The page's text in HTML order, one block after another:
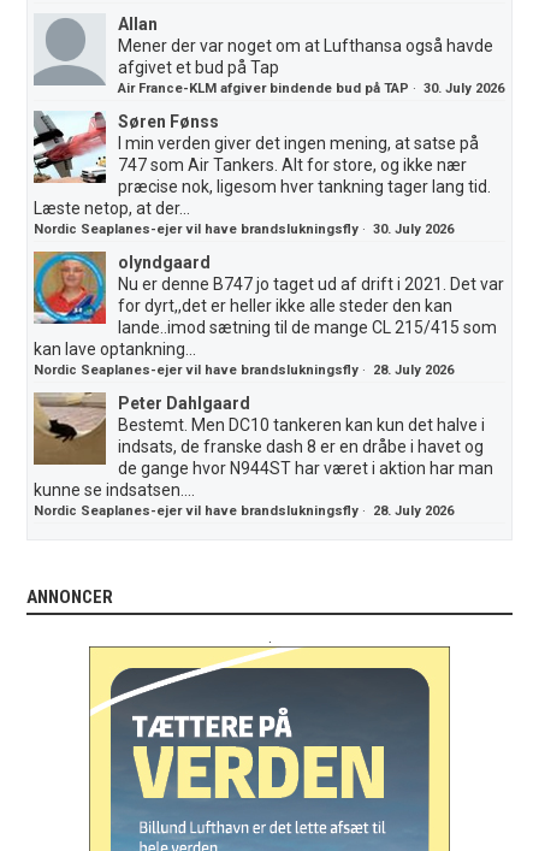
Allan
Mener der var noget om at Lufthansa også havde
afgivet et bud på Tap
Air France-KLM afgiver bindende bud på TAP ·30. July 2026
Søren Fønss
I min verden giver det ingen mening, at satse på
747 som Air Tankers. Alt for store, og ikke nær
præcise nok, ligesom hver tankning tager lang tid.
Læste netop, at der...
Nordic Seaplanes-ejer vil have brandslukningsfly ·30. July 2026
olyndgaard
Nu er denne B747 jo taget ud af drift i 2021. Det var
for dyrt,,det er heller ikke alle steder den kan
lande..imod sætning til de mange CL 215/415 som
kan lave optankning...
Nordic Seaplanes-ejer vil have brandslukningsfly · 28. July 2026
Peter Dahlgaard
Bestemt. Men DC10 tankeren kan kun det halve i
indsats, de franske dash 8 er en dråbe i havet og
de gange hvor N944ST har været i aktion har man
kunne se indsatsen....
Nordic Seaplanes-ejer vil have brandslukningsfly · 28. July 2026
ANNONCER